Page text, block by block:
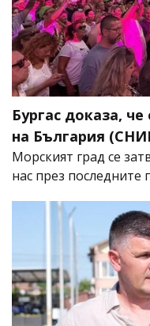
Бургас доказа,
на България
Морският град се
нас през последните